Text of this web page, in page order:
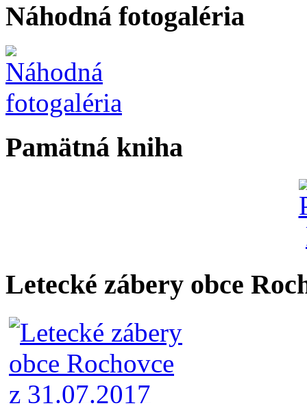
Náhodná fotogaléria
Pamätná kniha
Letecké zábery obce